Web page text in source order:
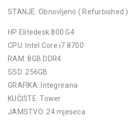
STANJE: Obnovljeno ( Refurbished )
HP Elitedesk 800 G4
CPU: Intel Core i7 8700
RAM: 8GB DDR4
SSD: 256GB
GRAFIKA: Integrirana
KUČIŠTE: Tower
JAMSTVO: 24 mjeseca